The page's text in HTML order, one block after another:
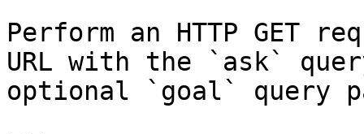
Perform an HTTP GET
URL with the `ask`
optional `goal` query